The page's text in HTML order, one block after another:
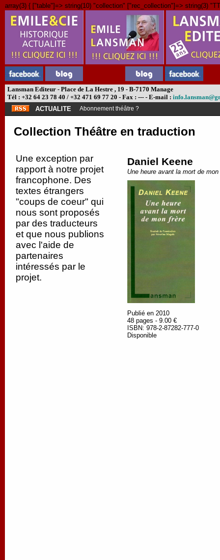
array(3) { ["table"]=> string(10) "collection" ["rec_collection"]=> string(3)
Lansman Editeur - Place de La Hestre , 19 - B-7170 Manage
Tél : +32 64 23 78 40 / +32 471 69 77 20 - Fax : --- - E-mail :
ACTUALITE
Abonnement théâtre ?
Collection Théâtre en traduction
Une exception par
rapport à notre projet
francophone. Des
textes étrangers
"coups de coeur" qui
nous sont proposés
par des traducteurs
et que nous publions
avec l'aide de
partenaires
intéressés par le
projet.
Daniel Keene
Une heure avant la mort de mon
Publié en 2010
48 pages - 9.00 €
ISBN: 978-2-87282-777-0
Disponible